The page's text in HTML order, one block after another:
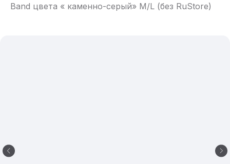
Band цвета « каменно-серый» M/L (без RuStore)